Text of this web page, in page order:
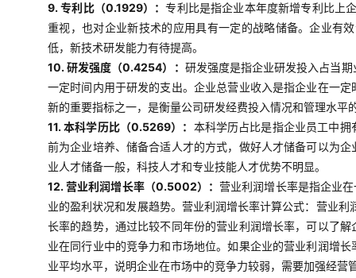
9. 专利比（0.1929）：专利比是指企业本年度新增专利比上
重视，也对企业新技术的应用具有一定的战略储备。企业有
低，新技术研发能力有待提高。
10. 研发强度（0.4254）： 研发强度是指企业研发投入占当
一定时间内用于研发的支出。企业总营业收入是指企业在一
新的重要指标之一，是衡量公司研发经费投入情况和管理水
11. 本科学历比（0.5269）： 本科学历占比是指企业员工中
前为企业培养、储备合适人才的方式，做好人才储备可以为
业人才储备一般，科技人才和专业技能人才优势不明显。
12. 营业利润增长率（0.5002）：营业利润增长率是指企业
业的盈利状况和发展趋势。营业利润增长率计算公式：营业
长率的趋势，通过比较不同年份的营业利润增长率，可以了
业在同行业中的竞争力和市场地位。如果企业的营业利润增
业平均水平，说明企业在市场中的竞争力较弱，需要加强经